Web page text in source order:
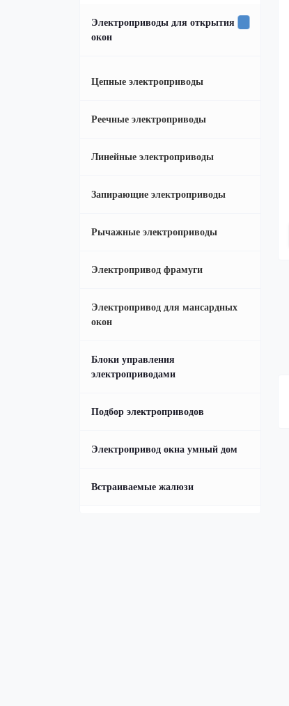
Электроприводы для открытия
окон
Цепные электроприводы
Реечные электроприводы
Линейные электроприводы
Запирающие электроприводы
Рычажные электроприводы
Электропривод фрамуги
Электропривод для мансардных
окон
Блоки управления
электроприводами
Подбор электроприводов
Электропривод окна умный дом
Встраиваемые жалюзи